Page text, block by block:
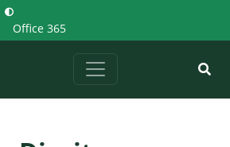
Office 365